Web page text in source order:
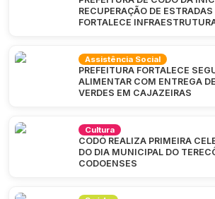
RECUPERAÇÃO DE
FORTALECE
Assistência Social
PREFEITURA FORTALECE
ALIMENTAR COM ENTREGA
VERDES EM CAJAZEIRAS
Cultura
CODÓ REALIZA PRIMEIRA
DO DIA MUNICIPAL DO
CODOENSES